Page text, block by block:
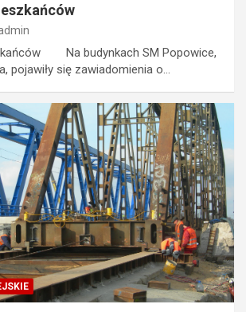
Na budynkach SM Popowice,
pojawiły się zawiadomienia o…